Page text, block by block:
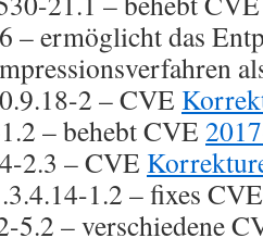
– ermöglicht das
2 – CVE
– behebt CVE
2.3 – CVE
1.2 – fixes
5.2 – verschiedene